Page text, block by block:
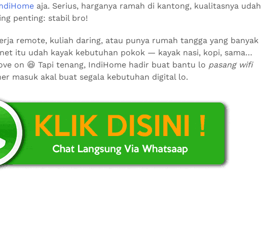
aja. Serius, harganya ramah di kantong, kualitasnya udah
penting: stabil bro!
remote, kuliah daring, atau punya rumah tangga yang banyak
itu udah kayak kebutuhan pokok — kayak nasi, kopi, sama…
on 😆 Tapi tenang, IndiHome hadir buat bantu lo pasang wifi
masuk akal buat segala kebutuhan digital lo.